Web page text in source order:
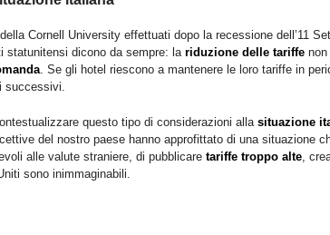
Cornell University effettuati dopo la recessione dell’11
statunitensi dicono da sempre: la riduzione delle tariffe
. Se gli hotel riescono a mantenere le loro tariffe in
successivi.
questo tipo di considerazioni allasituazione
del nostro paese hanno approfittato di una situazione
alle valute straniere, di pubblicare tariffe troppo alte,
sono inimmaginabili.